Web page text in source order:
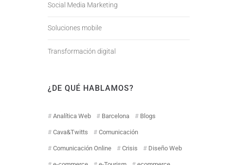
Social Media Marketing
Soluciones mobile
Transformación digital
¿DE QUÉ HABLAMOS?
Analítica Web Barcelona Blogs
Cava&Twitts Comunicación
Comunicación Online Crisis Diseño Web